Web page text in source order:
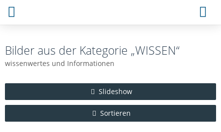
Bilder aus der Kategorie „WISSEN“
wissenwertes und Informationen
Slideshow
Sortieren